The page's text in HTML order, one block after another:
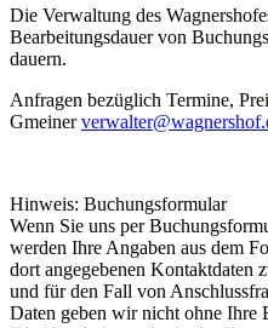
Die Verwaltung des
Bearbeitungsdauer von
dauern.
Anfragen bezüglich Termine,
Gmeiner
Hinweis: Buchungsformular
Wenn Sie uns per
werden Ihre Angaben aus dem
dort angegebenen Kontaktdaten
und für den Fall von
Daten geben wir nicht ohne Ihre